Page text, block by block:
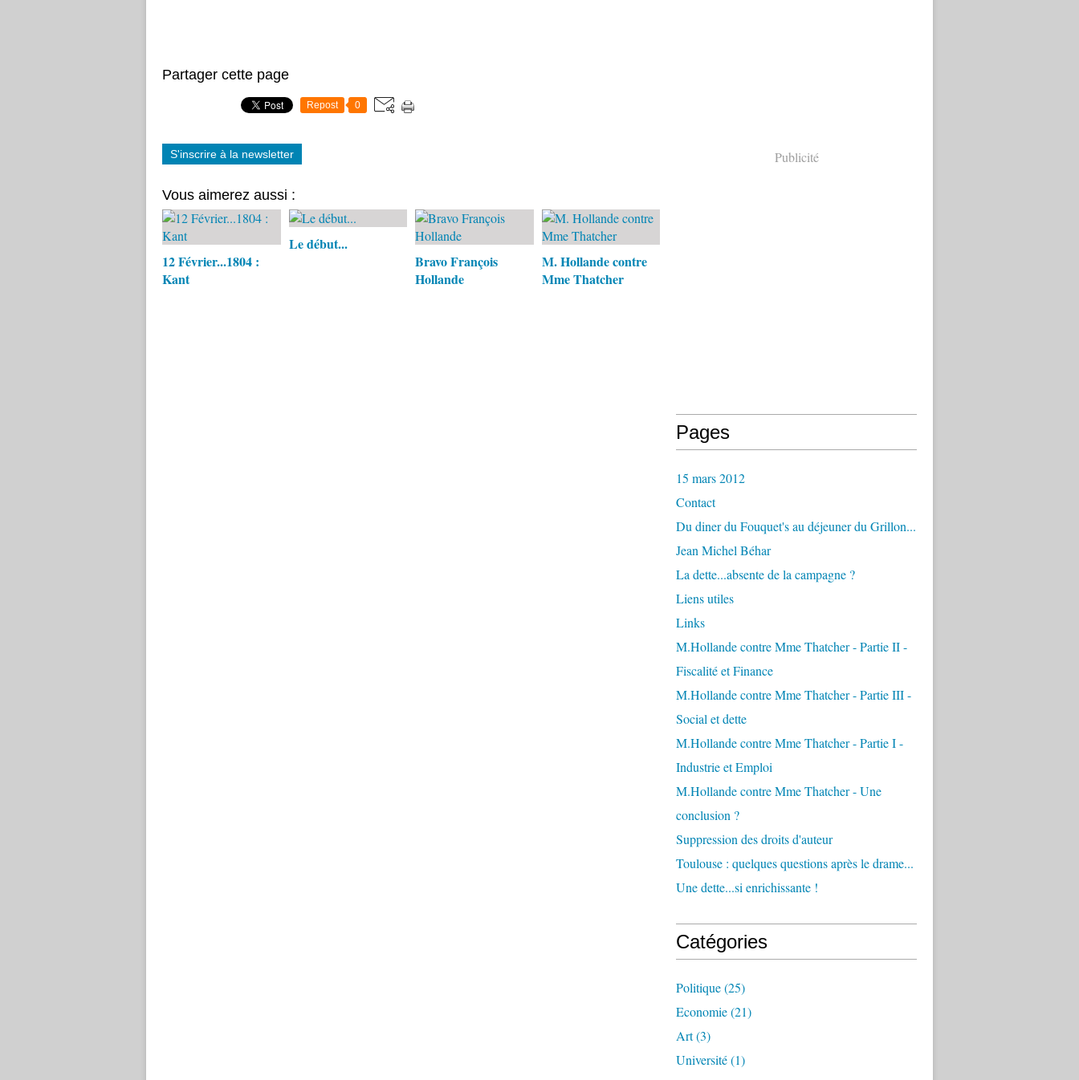
Partager cette page
Repost 0
S'inscrire à la newsletter
Vous aimerez aussi :
12 Février...1804 :
Kant
Le début...
Bravo François
Hollande
M. Hollande contre
Mme Thatcher
Publicité
Pages
15 mars 2012
Contact
Du diner du Fouquet's au déjeuner du Grillon...
Jean Michel Béhar
La dette...absente de la campagne ?
Liens utiles
Links
M.Hollande contre Mme Thatcher - Partie II -
Fiscalité et Finance
M.Hollande contre Mme Thatcher - Partie III -
Social et dette
M.Hollande contre Mme Thatcher - Partie I -
Industrie et Emploi
M.Hollande contre Mme Thatcher - Une
conclusion ?
Suppression des droits d'auteur
Toulouse : quelques questions après le drame...
Une dette...si enrichissante !
Catégories
Politique(25)
Economie(21)
Art(3)
Université(1)